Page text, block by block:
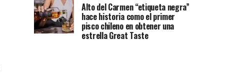
Alto del Carmen “etiqueta negra”
hace historia como el primer
pisco chileno en obtener una
estrella Great Taste